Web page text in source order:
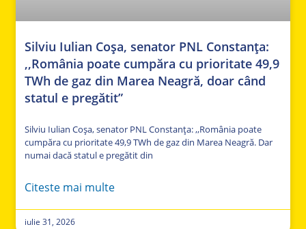
Silviu Iulian Coșa, senator PNL Constanța:
,,România poate cumpăra cu prioritate 49,9
TWh de gaz din Marea Neagră, doar când
statul e pregătit”
Silviu Iulian Coșa, senator PNL Constanța: ,,România poate
cumpăra cu prioritate 49,9 TWh de gaz din Marea Neagră. Dar
numai dacă statul e pregătit din
Citeste mai multe
iulie 31, 2026